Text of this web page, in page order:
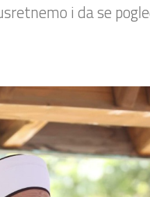
i da se